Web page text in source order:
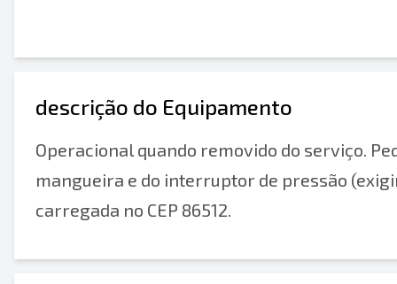
descrição do Equipamento
Operacional quando removido do serviço.
mangueira e do interruptor de pressão
carregada no CEP 86512.